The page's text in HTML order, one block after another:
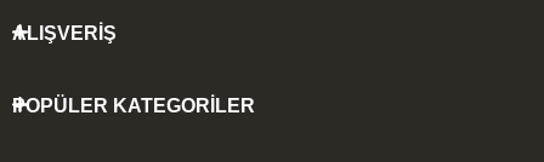
ALIŞVERİŞ
POPÜLER KATEGORİLER